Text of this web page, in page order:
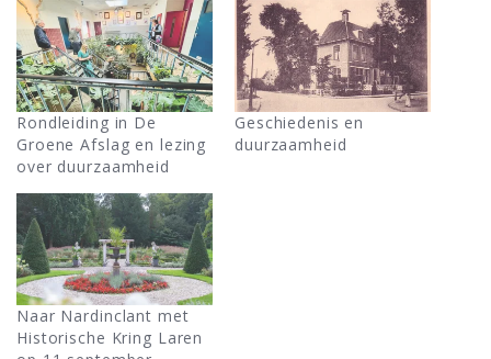
Rondleiding in De
Groene Afslag en lezing
over duurzaamheid
Geschiedenis en
duurzaamheid
Naar Nardinclant met
Historische Kring Laren